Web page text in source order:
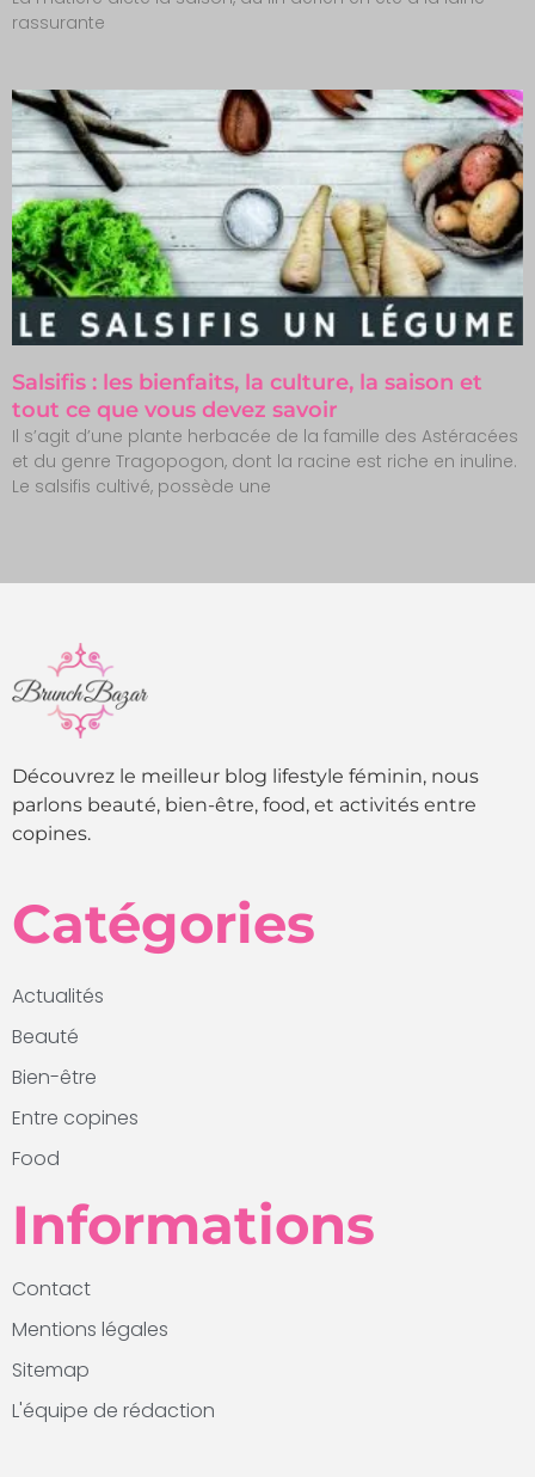
rassurante
Salsifis : les bienfaits, la culture, la saison et
tout ce que vous devez savoir
Il s’agit d’une plante herbacée de la famille des Astéracées
et du genre Tragopogon, dont la racine est riche en inuline.
Le salsifis cultivé, possède une
Découvrez le meilleur blog lifestyle féminin, nous
parlons beauté, bien-être, food, et activités entre
copines.
Catégories
Actualités
Beauté
Bien-être
Entre copines
Food
Informations
Contact
Mentions légales
Sitemap
L'équipe de rédaction